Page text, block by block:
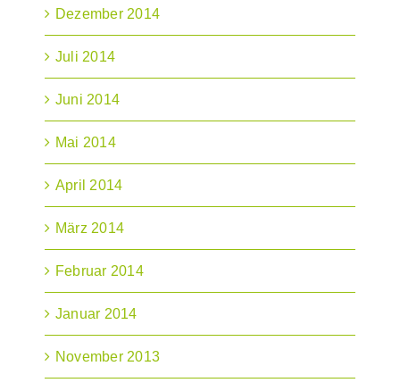
Dezember 2014
Juli 2014
Juni 2014
Mai 2014
April 2014
März 2014
Februar 2014
Januar 2014
November 2013